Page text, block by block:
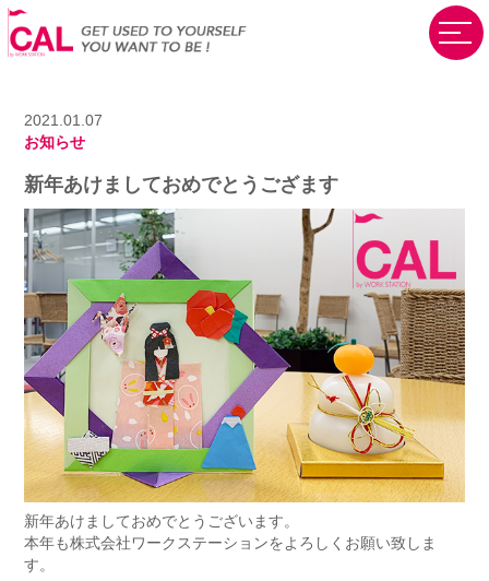
2021.01.07
お知らせ
新年あけましておめでとうござます
新年あけましておめでとうございます。
本年も株式会社ワークステーションをよろしくお願い致しま
す。